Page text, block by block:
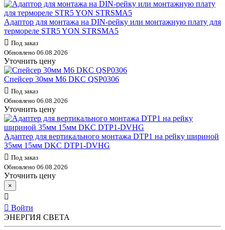
Адаптор для монтажа на DIN-рейку или монтажную плату для
термореле STR5 YON STRSMA5
Под заказ
Обновлено 06.08.2026
Уточнить цену
Спейсер 30мм М6 DKC QSP0306
Под заказ
Обновлено 06.08.2026
Уточнить цену
Адаптер для вертикального монтажа DTP1 на рейку шириной
35мм 15мм DKC DTP1-DVHG
Под заказ
Обновлено 06.08.2026
Уточнить цену
×
Войти
ЭНЕРГИЯ СВЕТА